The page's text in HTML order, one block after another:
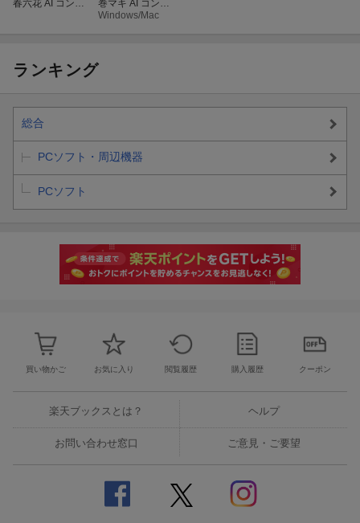
複数の調整項目の重ね合わせ表示にも対応し、ピッチを見ながら
・声質変更
声質を大人びた歌声から少女のような歌声まで簡単に変えられ、
◎STEP.3 音声の書き出し
全トラックの歌声をひとまとめに書き出すこともトラック単位で
書き出すことも可能です。
＜動作環境＞
Intel ／ AMD デュアルコアプロセッサー以上
◆グラフィック
1GB 以上の空き容量（インストール用）
◆メモリ
4GB 以上
※8GB 以上 推奨
※音声再生にWindows対応サウンドデバイスが必要となります。
※パッケージ版のインストールの際にはDVD-ROMドライブが必
春六花 AI コンプ
巻マキ AI コンプ
リート
Windows/Mac
ランキング
総合
PCソフト・周辺機器
PCソフト
買い物かご お気に入り 閲覧履歴 購入履歴 クーポン
楽天ブックスとは？ ヘルプ
お問い合わせ窓口 ご意見・ご要望